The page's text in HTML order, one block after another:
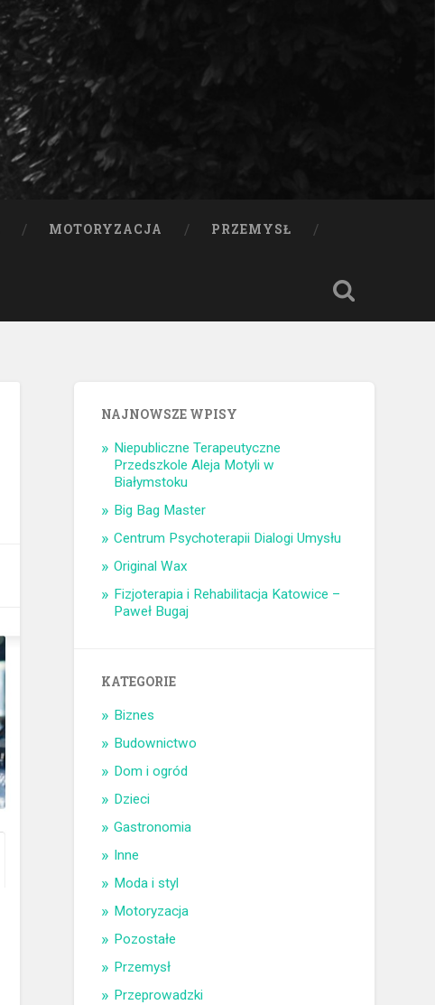
MOTORYZACJA PRZEMYSŁ
NAJNOWSZE WPISY
Niepubliczne Terapeutyczne
Przedszkole Aleja Motyli w
Białymstoku
Big Bag Master
Centrum Psychoterapii Dialogi Umysłu
Original Wax
Fizjoterapia i Rehabilitacja Katowice –
Paweł Bugaj
KATEGORIE
Biznes
Budownictwo
Dom i ogród
Dzieci
Gastronomia
Inne
Moda i styl
Motoryzacja
Pozostałe
Przemysł
Przeprowadzki